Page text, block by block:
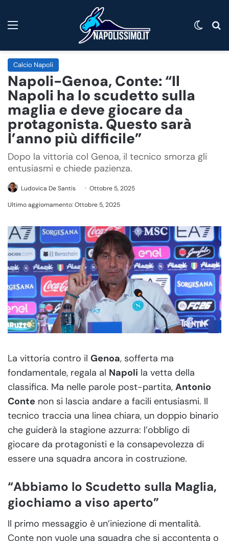
Calcio Napoli
Napoli-Genoa, Conte: “Il
Napoli ha lo scudetto sulla
maglia e deve giocare da
protagonista. Questo sarà
l’anno più difficile”
Dopo la vittoria col Genoa, il tecnico smorza gli
entusiasmi e chiede pazienza.
Ludovica De Santis
Ottobre 5, 2025
Ultimo aggiornamento: Ottobre 5, 2025
La vittoria contro il Genoa, sofferta ma
fondamentale, regala al Napoli la vetta della
classifica. Ma nelle parole post-partita, Antonio
Conte non si lascia andare a facili entusiasmi. Il
tecnico traccia una linea chiara, un doppio binario
che guiderà la stagione azzurra: l’obbligo di
giocare da protagonisti e la consapevolezza di
essere una squadra ancora in costruzione.
“Abbiamo lo Scudetto sulla Maglia,
giochiamo a viso aperto”
Il primo messaggio è un’iniezione di mentalità.
Conte non vuole una squadra che si accontenta o